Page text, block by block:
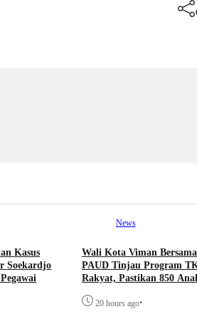
Kasus
Soekardjo
News
Wali Kota Viman
PAUD Tinjau Program
Rakyat, Pastikan 850
20 hours ago•